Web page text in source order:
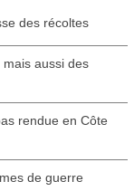
des récoltes
aussi des
rendue en Côte
de guerre